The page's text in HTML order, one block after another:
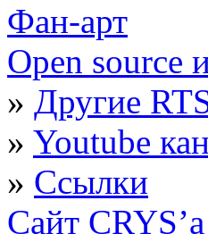
Фан-арт
Open source
» Другие
» Youtube
» Ссылки
Сайт CRYS’а